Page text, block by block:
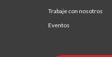
Trabaje con nosotros
Eventos